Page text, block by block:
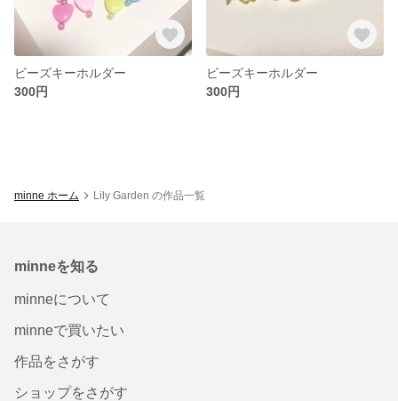
ビーズキーホルダー
300円
ビーズキーホルダー
300円
minne ホーム Lily Garden の作品一覧
minneを知る
minneについて
minneで買いたい
作品をさがす
ショップをさがす